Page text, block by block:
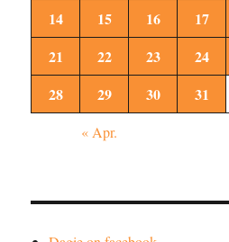
14
15 16 17
21
22 23 24
28 29 30 31
« Apr.